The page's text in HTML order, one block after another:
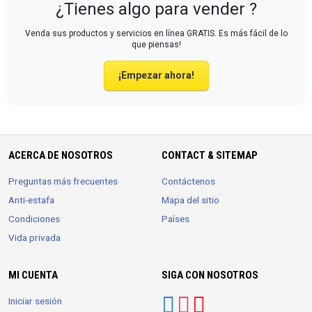
¿Tienes algo para vender ?
Venda sus productos y servicios en línea GRATIS. Es más fácil de lo
que piensas!
¡Empezar ahora!
ACERCA DE NOSOTROS
Preguntas más frecuentes
Anti-estafa
Condiciones
Vida privada
CONTACT & SITEMAP
Contáctenos
Mapa del sitio
Países
MI CUENTA
Iniciar sesión
SIGA CON NOSOTROS